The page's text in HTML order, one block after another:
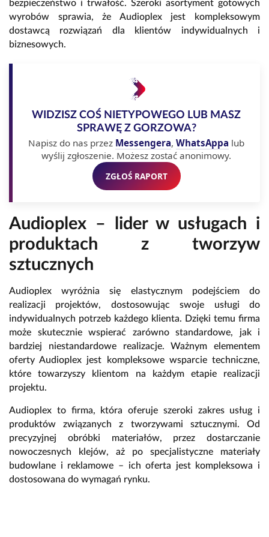
bezpieczeństwo i trwałość. Szeroki asortyment gotowych
wyrobów sprawia, że Audioplex jest kompleksowym
dostawcą rozwiązań dla klientów indywidualnych i
biznesowych.
WIDZISZ COŚ NIETYPOWEGO LUB MASZ
SPRAWĘ Z GORZOWA?
Napisz do nas przez Messengera, WhatsAppa lub
wyślij zgłoszenie. Możesz zostać anonimowy.
ZGŁOŚ RAPORT
Audioplex – lider w usługach i
produktach z tworzyw
sztucznych
Audioplex wyróżnia się elastycznym podejściem do
realizacji projektów, dostosowując swoje usługi do
indywidualnych potrzeb każdego klienta. Dzięki temu firma
może skutecznie wspierać zarówno standardowe, jak i
bardziej niestandardowe realizacje. Ważnym elementem
oferty Audioplex jest kompleksowe wsparcie techniczne,
które towarzyszy klientom na każdym etapie realizacji
projektu.
Audioplex to firma, która oferuje szeroki zakres usług i
produktów związanych z tworzywami sztucznymi. Od
precyzyjnej obróbki materiałów, przez dostarczanie
nowoczesnych klejów, aż po specjalistyczne materiały
budowlane i reklamowe – ich oferta jest kompleksowa i
dostosowana do wymagań rynku.